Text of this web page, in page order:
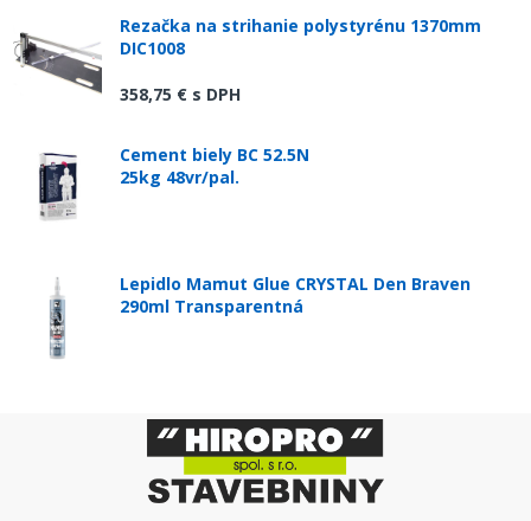
Rezačka na strihanie polystyrénu 1370mm
DIC1008
358,75 € s DPH
Cement biely BC 52.5N
25kg 48vr/pal.
Lepidlo Mamut Glue CRYSTAL Den Braven
290ml Transparentná